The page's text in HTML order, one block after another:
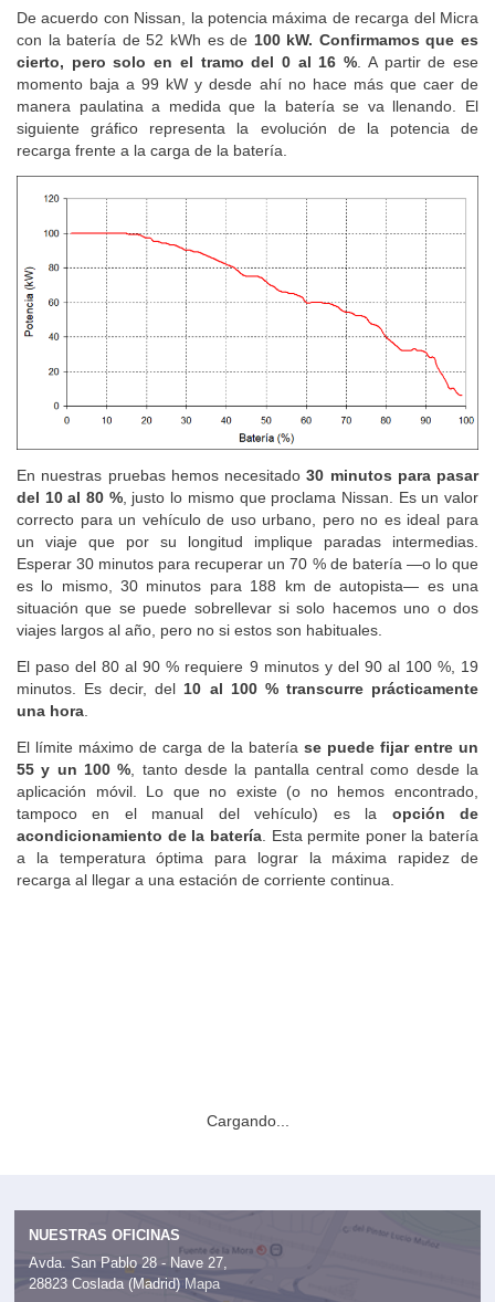
De acuerdo con Nissan, la potencia máxima de recarga del Micra
con la batería de 52 kWh es de 100 kW. Confirmamos que es
cierto, pero solo en el tramo del 0 al 16 %. A partir de ese
momento baja a 99 kW y desde ahí no hace más que caer de
manera paulatina a medida que la batería se va llenando. El
siguiente gráfico representa la evolución de la potencia de
recarga frente a la carga de la batería.
En nuestras pruebas hemos necesitado30 minutos para pasar
del 10 al 80 %, justo lo mismo que proclama Nissan. Es un valor
correcto para un vehículo de uso urbano, pero no es ideal para
un viaje que por su longitud implique paradas intermedias.
Esperar 30 minutos para recuperar un 70 % de batería —o lo que
es lo mismo, 30 minutos para 188 km de autopista— es una
situación que se puede sobrellevar si solo hacemos uno o dos
viajes largos al año, pero no si estos son habituales.
El paso del 80 al 90 % requiere 9 minutos y del 90 al 100 %, 19
minutos. Es decir, del 10 al 100 % transcurre prácticamente
una hora
El límite máximo de carga de la batería se puede fijar entre un
55 y un 100 % , tanto desde la pantalla central como desde la
aplicación móvil. Lo que no existe (o no hemos encontrado,
tampoco en el manual del vehículo) es la opción de
acondicionamiento de la batería. Esta permite poner la batería
a la temperatura óptima para lograr la máxima rapidez de
recarga al llegar a una estación de corriente continua.
Cargando...
NUESTRAS OFICINAS
Avda. San Pablo 28 - Nave 27,
28823 Coslada (Madrid) Mapa